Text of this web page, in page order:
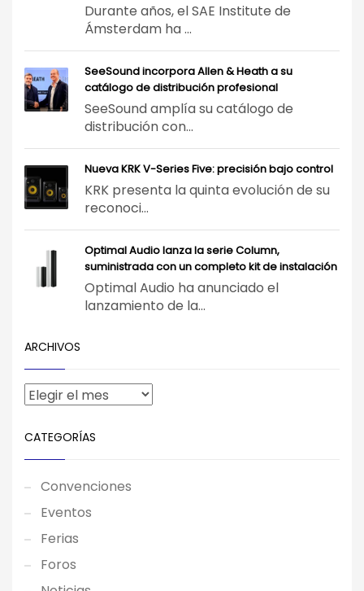
Durante años, el SAE Institute de
Ámsterdam ha ...
SeeSound incorpora Allen & Heath a su
catálogo de distribución profesional
SeeSound amplía su catálogo de
distribución con...
Nueva KRK V-Series Five: precisión bajo control
KRK presenta la quinta evolución de su
reconoci...
Optimal Audio lanza la serie Column,
suministrada con un completo kit de instalación
Optimal Audio ha anunciado el
lanzamiento de la...
ARCHIVOS
CATEGORÍAS
Convenciones
Eventos
Ferias
Foros